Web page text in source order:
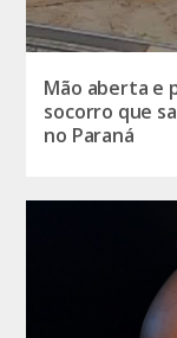
Mão aberta e
socorro que
no Paraná